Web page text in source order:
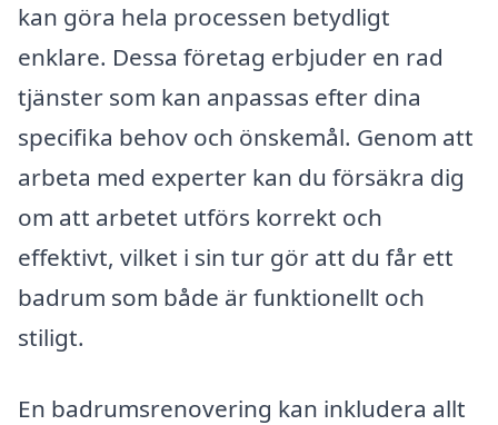
kan göra hela processen betydligt
enklare. Dessa företag erbjuder en rad
tjänster som kan anpassas efter dina
specifika behov och önskemål. Genom att
arbeta med experter kan du försäkra dig
om att arbetet utförs korrekt och
effektivt, vilket i sin tur gör att du får ett
badrum som både är funktionellt och
stiligt.
En badrumsrenovering kan inkludera allt